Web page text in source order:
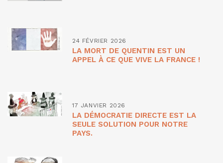
24 FÉVRIER 2026
LA MORT DE QUENTIN EST UN
APPEL À CE QUE VIVE LA FRANCE !
17 JANVIER 2026
LA DÉMOCRATIE DIRECTE EST LA
SEULE SOLUTION POUR NOTRE
PAYS.